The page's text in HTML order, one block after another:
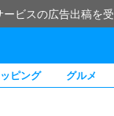
ビスの広告出稿を
ピング グルメ